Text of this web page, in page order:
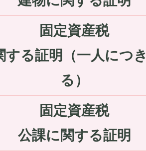
固定資産税
する証明（一人につ
る）
固定資産税
公課に関する証明